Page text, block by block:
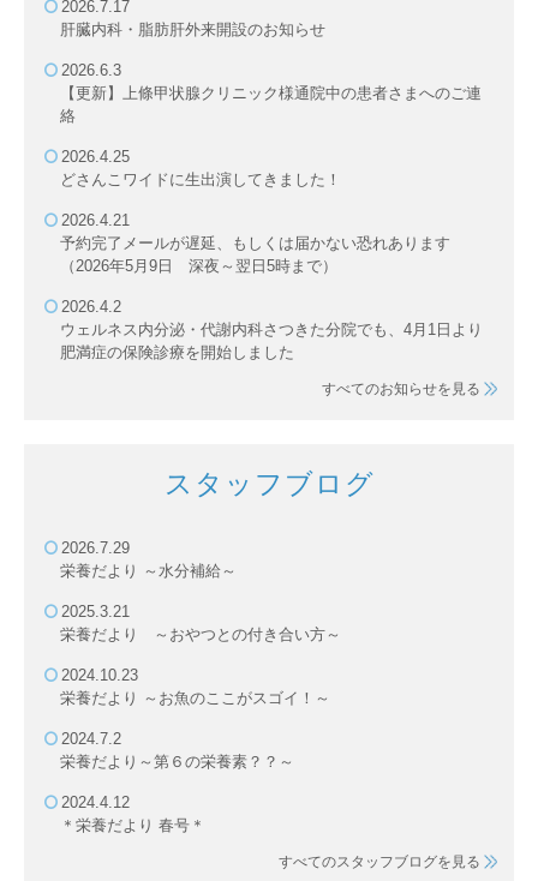
2026.7.17
肝臓内科・脂肪肝外来開設のお知らせ
2026.6.3
【更新】上條甲状腺クリニック様通院中の患者さまへのご連
絡
2026.4.25
どさんこワイドに生出演してきました！
2026.4.21
予約完了メールが遅延、もしくは届かない恐れあります
（2026年5月9日 深夜～翌日5時まで）
2026.4.2
ウェルネス内分泌・代謝内科さつきた分院でも、4月1日より
肥満症の保険診療を開始しました
すべてのお知らせを見る
スタッフブログ
2026.7.29
栄養だより ～水分補給～
2025.3.21
栄養だより ～おやつとの付き合い方～
2024.10.23
栄養だより ～お魚のここがスゴイ！～
2024.7.2
栄養だより～第６の栄養素？？～
2024.4.12
＊栄養だより 春号＊
すべてのスタッフブログを見る